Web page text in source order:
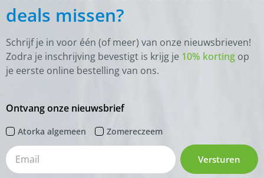
deals missen?
Schrijf je in voor één (of meer) van onze nieuwsbrieven!
Zodra je inschrijving bevestigt is krijg je 10% korting op
je eerste online bestelling van ons.
Ontvang onze nieuwsbrief
Atorka algemeen Zomereczeem
Versturen